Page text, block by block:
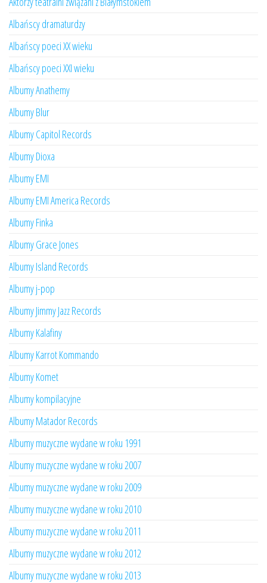
Albańscy dramaturdzy
Albańscy poeci XX wieku
Albańscy poeci XXI wieku
Albumy Anathemy
Albumy Blur
Albumy Capitol Records
Albumy Dioxa
Albumy EMI
Albumy EMI America Records
Albumy Finka
Albumy Grace Jones
Albumy Island Records
Albumy j-pop
Albumy Jimmy Jazz Records
Albumy Kalafiny
Albumy Karrot Kommando
Albumy Komet
Albumy kompilacyjne
Albumy Matador Records
Albumy muzyczne wydane w roku 1991
Albumy muzyczne wydane w roku 2007
Albumy muzyczne wydane w roku 2009
Albumy muzyczne wydane w roku 2010
Albumy muzyczne wydane w roku 2011
Albumy muzyczne wydane w roku 2012
Albumy muzyczne wydane w roku 2013